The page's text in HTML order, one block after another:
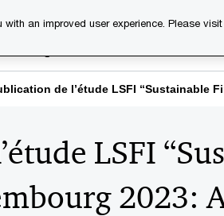
de l’étude LSFI “Sustainable
LSFI
2023:
an improved user experience. Please